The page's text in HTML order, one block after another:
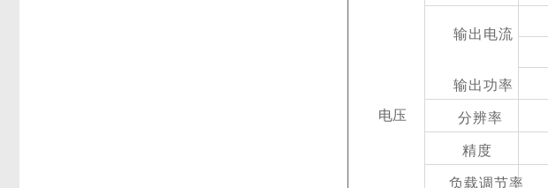
输出电流
输出功率
电压 分辨率
精度
负载调节率